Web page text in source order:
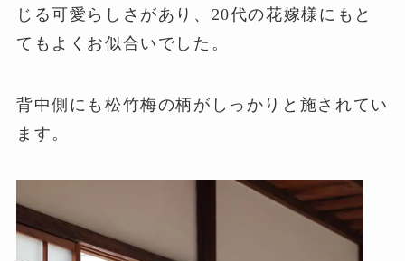
じる可愛らしさがあり、20代の花嫁様にもと
てもよくお似合いでした。
背中側にも松竹梅の柄がしっかりと施されてい
ます。